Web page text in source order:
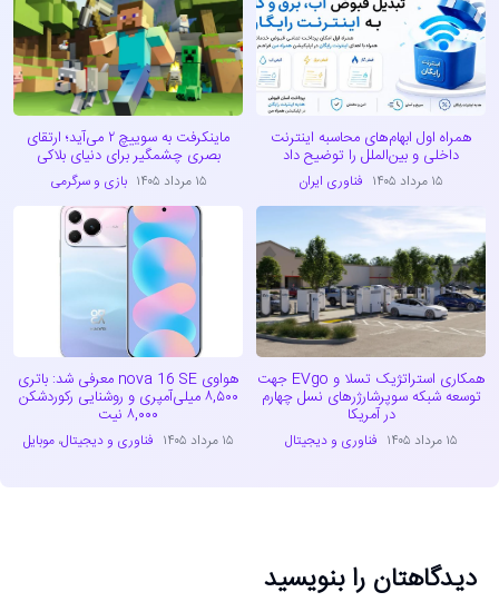
همراه اول ابهام‌های محاسبه اینترنت
داخلی و بین‌الملل را توضیح داد
۱۵ مرداد ۱۴۰۵ فناوری ایران
ماینکرفت به سوییچ ۲ می‌آید؛ ارتقای
بصری چشمگیر برای دنیای بلاکی
۱۵ مرداد ۱۴۰۵ بازی و سرگرمی
همکاری استراتژیک تسلا و EVgo جهت
توسعه شبکه سوپرشارژرهای نسل چهارم
در آمریکا
۱۵ مرداد ۱۴۰۵ فناوری و دیجیتال
هواوی nova 16 SE معرفی شد: باتری
۸,۵۰۰ میلی‌آمپری و روشنایی رکوردشکن
۸,۰۰۰ نیت
۱۵ مرداد ۱۴۰۵ فناوری و دیجیتال،موبایل
دیدگاهتان را بنویسید